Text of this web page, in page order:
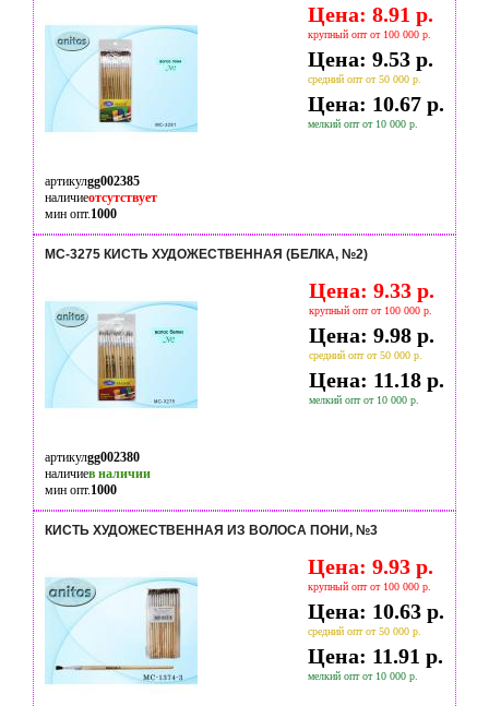
Цена: 8.91 р.
крупный опт от 100 000 р.
Цена: 9.53 р.
средний опт от 50 000 р.
Цена: 10.67 р.
мелкий опт от 10 000 р.
артикулgg002385
наличиеотсутствует
мин опт.1000
МС-3275 КИСТЬ ХУДОЖЕСТВЕННАЯ (БЕЛКА, №2)
Цена: 9.33 р.
крупный опт от 100 000 р.
Цена: 9.98 р.
средний опт от 50 000 р.
Цена: 11.18 р.
мелкий опт от 10 000 р.
артикулgg002380
наличиев наличии
мин опт.1000
КИСТЬ ХУДОЖЕСТВЕННАЯ ИЗ ВОЛОСА ПОНИ, №3
Цена: 9.93 р.
крупный опт от 100 000 р.
Цена: 10.63 р.
средний опт от 50 000 р.
Цена: 11.91 р.
мелкий опт от 10 000 р.